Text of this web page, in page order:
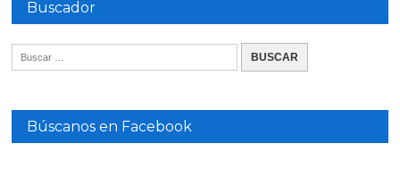
Buscador
Búscanos en Facebook